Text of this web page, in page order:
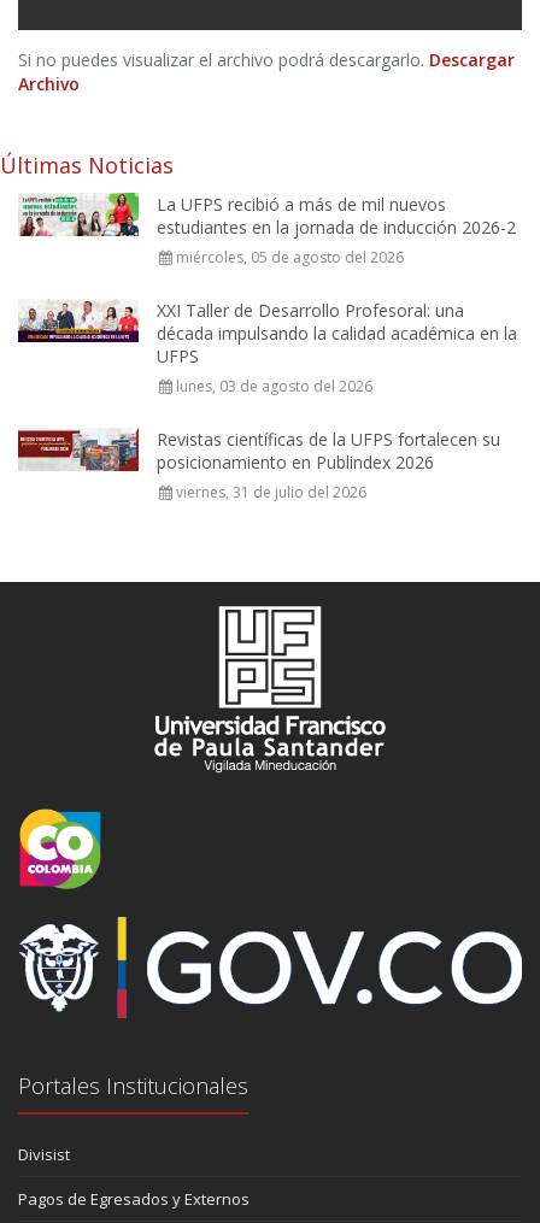
Si no puedes visualizar el archivo podrá descargarlo. Descargar
Archivo
Últimas Noticias
La UFPS recibió a más de mil nuevos
estudiantes en la jornada de inducción 2026-2
miércoles, 05 de agosto del 2026
XXI Taller de Desarrollo Profesoral: una
década impulsando la calidad académica en la
UFPS
lunes, 03 de agosto del 2026
Revistas científicas de la UFPS fortalecen su
posicionamiento en Publindex 2026
viernes, 31 de julio del 2026
Portales Institucionales
Divisist
Pagos de Egresados y Externos